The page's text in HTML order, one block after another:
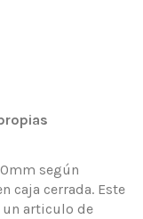
según
caja cerrada. Este
un articulo de